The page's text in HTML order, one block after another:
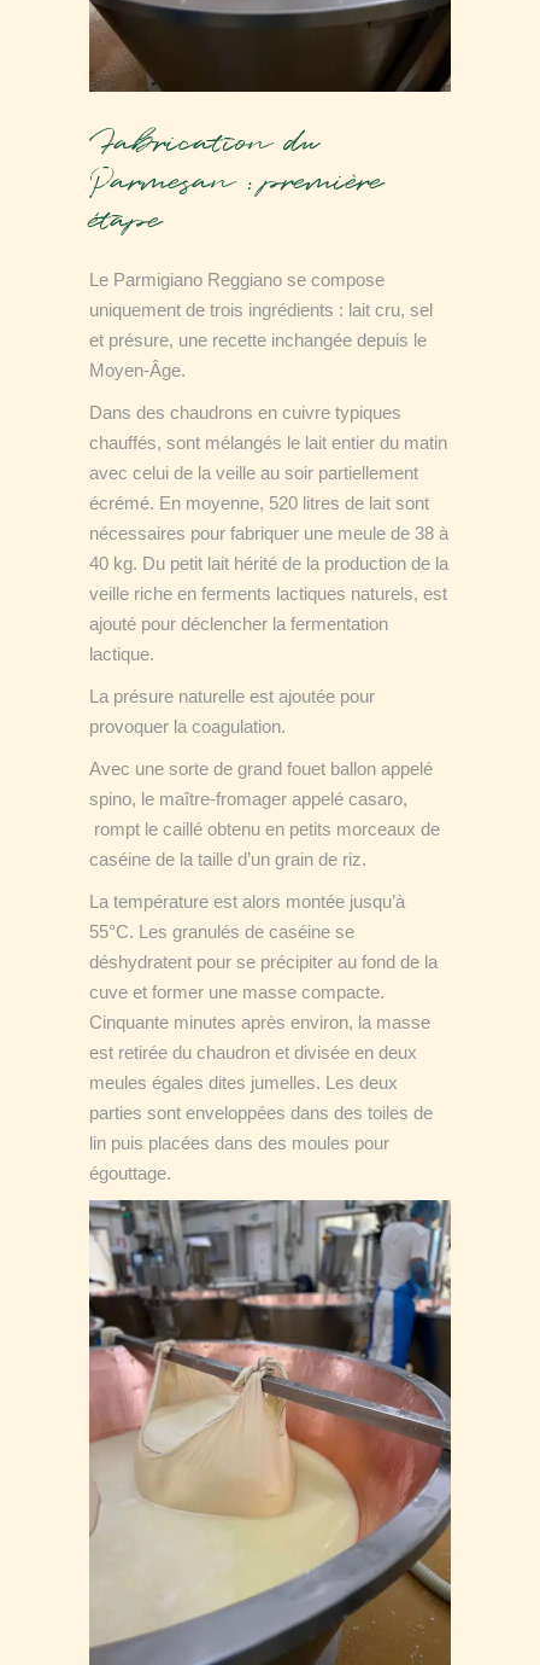
Fabrication du
Parmesan : première
étape
Le Parmigiano Reggiano se compose
uniquement de trois ingrédients : lait cru, sel
et présure, une recette inchangée depuis le
Moyen-Âge.
Dans des chaudrons en cuivre typiques
chauffés, sont mélangés le lait entier du matin
avec celui de la veille au soir partiellement
écrémé. En moyenne, 520 litres de lait sont
nécessaires pour fabriquer une meule de 38 à
40 kg. Du petit lait hérité de la production de la
veille riche en ferments lactiques naturels, est
ajouté pour déclencher la fermentation
lactique.
La présure naturelle est ajoutée pour
provoquer la coagulation.
Avec une sorte de grand fouet ballon appelé
spino, le maître-fromager appelé casaro,
rompt le caillé obtenu en petits morceaux de
caséine de la taille d’un grain de riz.
La température est alors montée jusqu’à
55°C. Les granulés de caséine se
déshydratent pour se précipiter au fond de la
cuve et former une masse compacte.
Cinquante minutes après environ, la masse
est retirée du chaudron et divisée en deux
meules égales dites jumelles. Les deux
parties sont enveloppées dans des toiles de
lin puis placées dans des moules pour
égouttage.